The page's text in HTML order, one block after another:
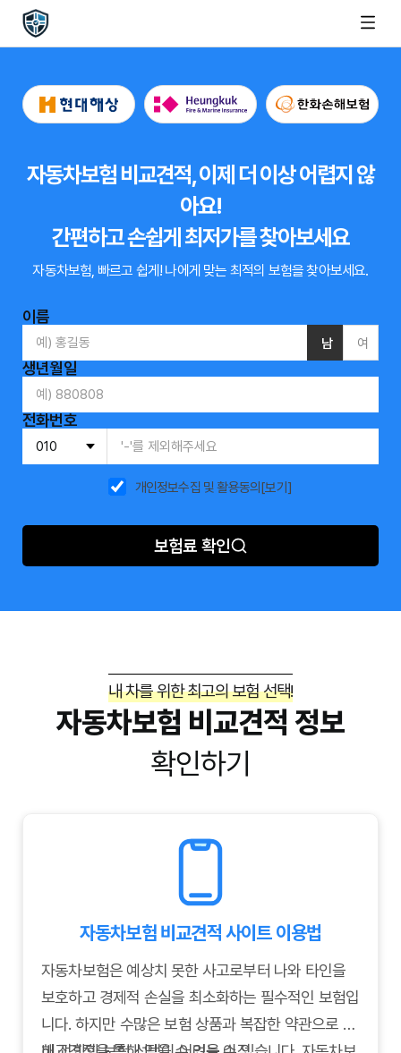
자동차보험 비교견적, 이제 더 이상 어렵지 않
아요!
간편하고 손쉽게 최저가를 찾아보세요
자동차보험, 빠르고 쉽게! 나에게 맞는 최적의 보험을 찾아보세요.
이름
남 여
생년월일
전화번호
개인정보수집 및 활용동의 [보기]
보험료 확인
내 차를 위한 최고의 보험 선택!
자동차보험 비교견적 정보
확인하기
자동차보험 비교견적 사이트 이용법
자동차보험은 예상치 못한 사고로부터 나와 타인을
보호하고 경제적 손실을 최소화하는 필수적인 보험입
니다. 하지만 수많은 보험 상품과 복잡한 약관으로 인